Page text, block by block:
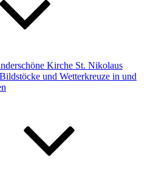
Kirche St. Nikolaus
und Wetterkreuze in und